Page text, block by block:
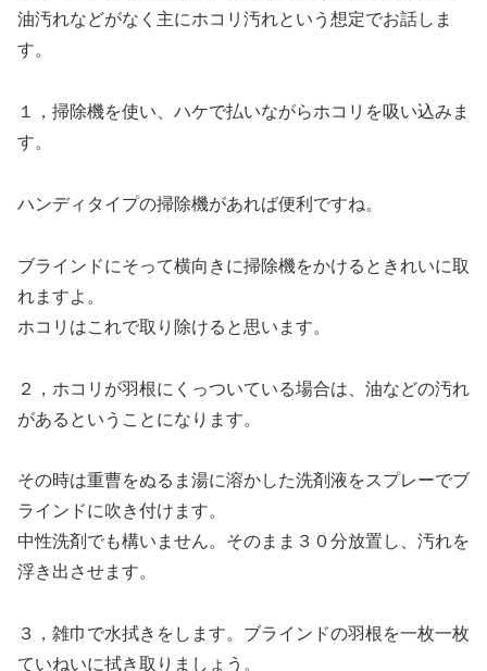
油汚れなどがなく主にホコリ汚れという想定でお話しま
す。
１，掃除機を使い、ハケで払いながらホコリを吸い込みま
す。
ハンディタイプの掃除機があれば便利ですね。
ブラインドにそって横向きに掃除機をかけるときれいに取
れますよ。
ホコリはこれで取り除けると思います。
２，ホコリが羽根にくっついている場合は、油などの汚れ
があるということになります。
その時は重曹をぬるま湯に溶かした洗剤液をスプレーでブ
ラインドに吹き付けます。
中性洗剤でも構いません。そのまま３０分放置し、汚れを
浮き出させます。
３，雑巾で水拭きをします。ブラインドの羽根を一枚一枚
ていねいに拭き取りましょう。